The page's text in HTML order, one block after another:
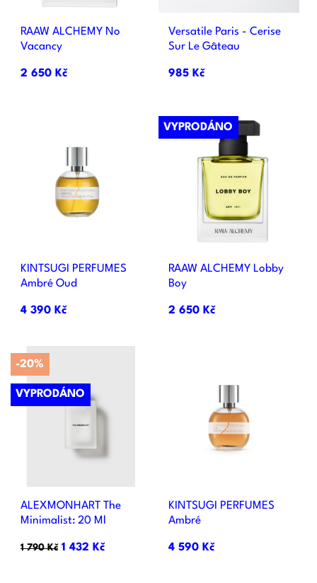
RAAW ALCHEMY No
Vacancy
2 650 Kč
Versatile Paris - Cerise
Sur Le Gâteau
985 Kč
KINTSUGI PERFUMES
Ambré Oud
4 390 Kč
RAAW ALCHEMY Lobby
Boy
2 650 Kč
VYPRODÁNO
ALEXMONHART The
Minimalist: 20 Ml
1 790 Kč 1 432 Kč
-20%
VYPRODÁNO
KINTSUGI PERFUMES
Ambré
4 590 Kč